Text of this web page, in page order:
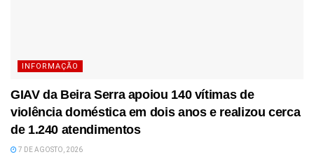
INFORMAÇÃO
GIAV da Beira Serra apoiou 140 vítimas de
violência doméstica em dois anos e realizou cerca
de 1.240 atendimentos
7 DE AGOSTO, 2026